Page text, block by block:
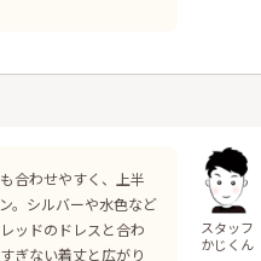
合わせやすく、上半
。シルバーや水色など
ッドのドレスと合わ
ぎない着丈と広がり
スタッフ
かじくん